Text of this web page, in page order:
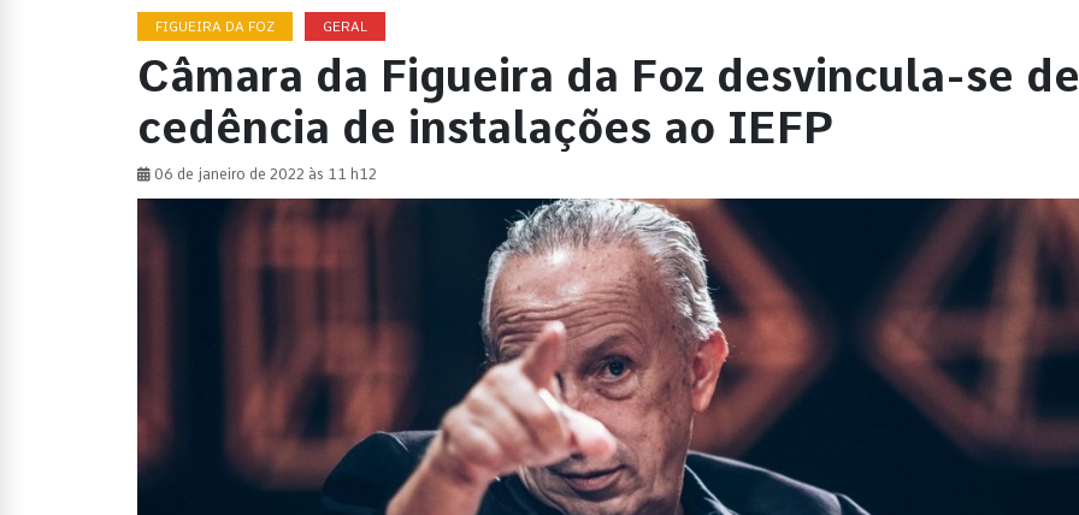
FIGUEIRA DA FOZ GERAL
Câmara da Figueira da Foz desvincula-se de
cedência de instalações ao IEFP
06 de janeiro de 2022 às 11 h12